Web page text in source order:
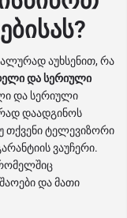
აუხსენით, რა
და სერიული
და სერიული
დაადგინოს
თქვენი ტელევიზორი
ვაუჩერი.
და მათი